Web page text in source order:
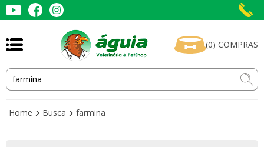
(0) COMPRAS
Home Busca farmina